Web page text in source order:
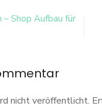
– Shop Aufbau für
nicht veröffentlicht.